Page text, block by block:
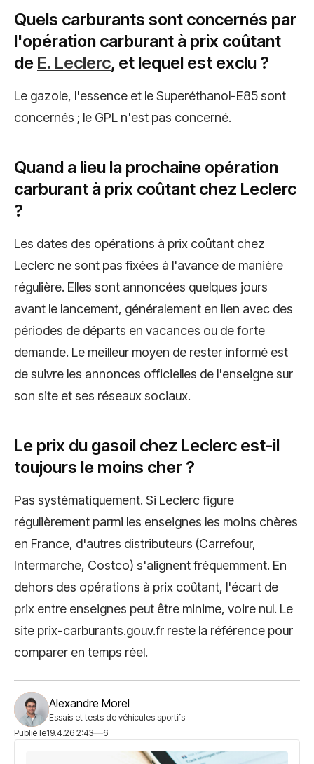
Quels carburants sont concernés par
l'opération carburant à prix coûtant
de E. Leclerc, et lequel est exclu ?
Le gazole, l'essence et le Superéthanol-E85 sont
concernés ; le GPL n'est pas concerné.
Quand a lieu la prochaine opération
carburant à prix coûtant chez Leclerc
?
Les dates des opérations à prix coûtant chez
Leclerc ne sont pas fixées à l'avance de manière
régulière. Elles sont annoncées quelques jours
avant le lancement, généralement en lien avec des
périodes de départs en vacances ou de forte
demande. Le meilleur moyen de rester informé est
de suivre les annonces officielles de l'enseigne sur
son site et ses réseaux sociaux.
Le prix du gasoil chez Leclerc est-il
toujours le moins cher ?
Pas systématiquement. Si Leclerc figure
régulièrement parmi les enseignes les moins chères
en France, d'autres distributeurs (Carrefour,
Intermarche, Costco) s'alignent fréquemment. En
dehors des opérations à prix coûtant, l'écart de
prix entre enseignes peut être minime, voire nul. Le
site prix-carburants.gouv.fr reste la référence pour
comparer en temps réel.
Alexandre Morel
Essais et tests de véhicules sportifs
Publié le19.4.26 2:43 6